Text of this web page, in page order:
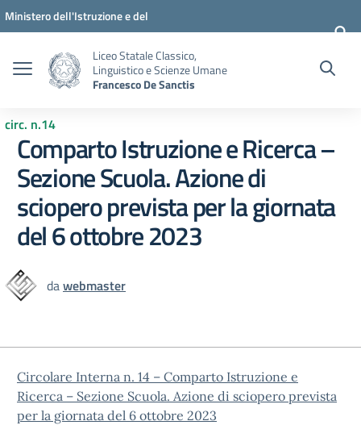
Vai ai contenuti
Vai al menu di navigazione
Vai al footer
Ministero dell'Istruzione e del
Liceo Statale Classico,
Linguistico e Scienze Umane
Francesco De Sanctis
circ. n.14
Comparto Istruzione e Ricerca –
Sezione Scuola. Azione di
sciopero prevista per la giornata
del 6 ottobre 2023
dawebmaster
Circolare Interna n. 14 – Comparto Istruzione e
Ricerca – Sezione Scuola. Azione di sciopero prevista
per la giornata del 6 ottobre 2023